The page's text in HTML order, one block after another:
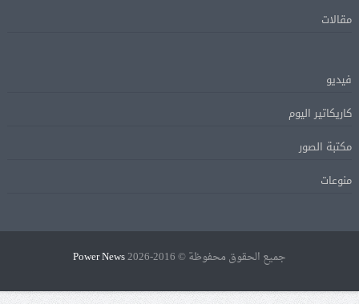
مقالات
فيديو
كاريكاتير اليوم
مكتبة الصور
منوعات
جميع الحقوق محفوظة © 2016-2026 Power News